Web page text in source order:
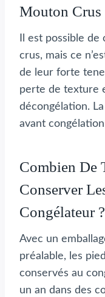
Mouton Crus
Il est possible
crus, mais ce
de leur forte
perte de texture
décongélation.
avant
Combien De
Conserver
Congélateur ?
Avec un
préalable, les
conservés au
un an dans des